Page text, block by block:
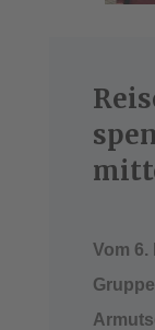
Vom 6.